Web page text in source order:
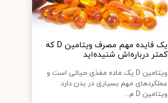
یک فایده مهم مصرف ویتامین D که
کمتر درباره‌اش شنیده‌اید
ویتامین D یک ماده مغذی حیاتی است و
عملکردهای مهم بسیاری در بدن دارد.
ویتامین D م...